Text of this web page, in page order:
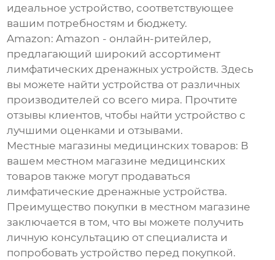
идеальное устройство, соответствующее
вашим потребностям и бюджету.
Amazon: Amazon - онлайн-ритейлер,
предлагающий широкий ассортимент
лимфатических дренажных устройств. Здесь
вы можете найти устройства от различных
производителей со всего мира. Прочтите
отзывы клиентов, чтобы найти устройство с
лучшими оценками и отзывами.
Местные магазины медицинских товаров: В
вашем местном магазине медицинских
товаров также могут продаваться
лимфатические дренажные устройства.
Преимущество покупки в местном магазине
заключается в том, что вы можете получить
личную консультацию от специалиста и
попробовать устройство перед покупкой.